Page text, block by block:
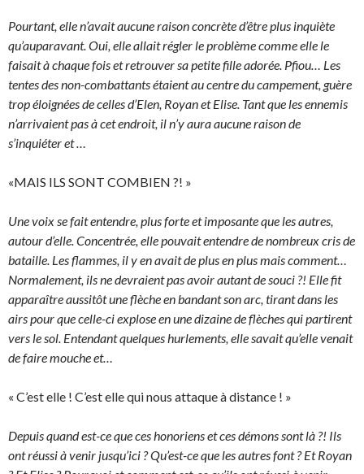
Pourtant, elle n’avait aucune raison concrète d’être plus inquiète
qu’auparavant. Oui, elle allait régler le problème comme elle le
faisait à chaque fois et retrouver sa petite fille adorée. Pfiou… Les
tentes des non-combattants étaient au centre du campement, guère
trop éloignées de celles d’Elen, Royan et Elise. Tant que les ennemis
n’arrivaient pas à cet endroit, il n’y aura aucune raison de
s’inquiéter et …
«MAIS ILS SONT COMBIEN ?! »
Une voix se fait entendre, plus forte et imposante que les autres,
autour d’elle. Concentrée, elle pouvait entendre de nombreux cris de
bataille. Les flammes, il y en avait de plus en plus mais comment…
Normalement, ils ne devraient pas avoir autant de souci ?! Elle fit
apparaître aussitôt une flèche en bandant son arc, tirant dans les
airs pour que celle-ci explose en une dizaine de flèches qui partirent
vers le sol. Entendant quelques hurlements, elle savait qu’elle venait
de faire mouche et…
« C’est elle ! C’est elle qui nous attaque à distance ! »
Depuis quand est-ce que ces honoriens et ces démons sont là ?! Ils
ont réussi à venir jusqu’ici ? Qu’est-ce que les autres font ? Et Royan